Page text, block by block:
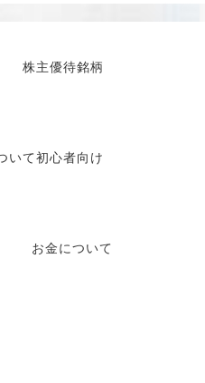
株主優待銘柄
いて初心者向け
お金について